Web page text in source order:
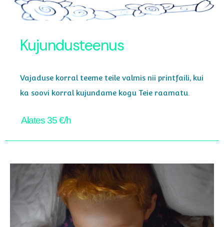
Kujundusteenus
Vajaduse korral teeme teile valmis nii printfaili, kui
ka soovi korral kujundame kogu Teie raamatu.
Alates 35 €/h